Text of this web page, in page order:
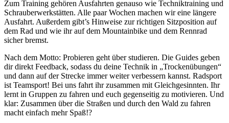
Zum Training gehören Ausfahrten genauso wie Techniktraining und
Schrauberwerkstätten. Alle paar Wochen machen wir eine längere
Ausfahrt. Außerdem gibt’s Hinweise zur richtigen Sitzposition auf
dem Rad und wie ihr auf dem Mountainbike und dem Rennrad
sicher bremst.
Nach dem Motto: Probieren geht über studieren. Die Guides geben
dir direkt Feedback, sodass du deine Technik in „Trockenübungen“
und dann auf der Strecke immer weiter verbessern kannst. Radsport
ist Teamsport! Bei uns fahrt ihr zusammen mit Gleichgesinnten. Ihr
lernt in Gruppen zu fahren und euch gegenseitig zu motivieren. Und
klar: Zusammen über die Straßen und durch den Wald zu fahren
macht einfach mehr Spaß!?